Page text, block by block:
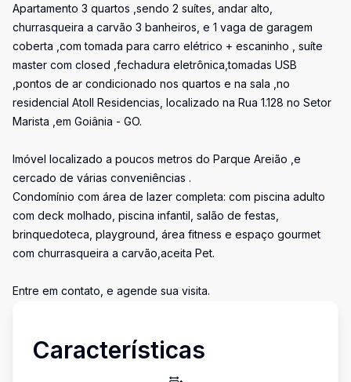
Apartamento 3 quartos ,sendo 2 suítes, andar alto,
churrasqueira a carvão 3 banheiros, e 1 vaga de garagem
coberta ,com tomada para carro elétrico + escaninho , suíte
master com closed ,fechadura eletrônica,tomadas USB
,pontos de ar condicionado nos quartos e na sala ,no
residencial Atoll Residencias, localizado na Rua 1.128 no Setor
Marista ,em Goiânia - GO.
Imóvel localizado a poucos metros do Parque Areião ,e
cercado de várias conveniências .
Condomínio com área de lazer completa: com piscina adulto
com deck molhado, piscina infantil, salão de festas,
brinquedoteca, playground, área fitness e espaço gourmet
com churrasqueira a carvão,aceita Pet.
Entre em contato, e agende sua visita.
Características